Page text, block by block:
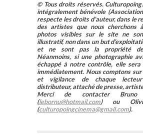
© Tous droits réservés.
intégralement bénévole
respecte les droits d’auteur, dans le
des artistes que nous cherchons
photos visibles sur le site ne
illustratif, non dans un but
et ne sont pas la propriété de
Néanmoins, si une photographie
échappé à notre contrôle, elle
immédiatement. Nous comptons
et vigilance de chaque
distributeur, attaché de presse,
Merci de contacter Bruno
(lebornu@hotmail.com) ou
(culturopoingcinema@gmail.com).